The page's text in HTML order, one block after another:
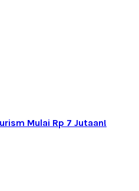
Mulai Rp 7 Jutaan!